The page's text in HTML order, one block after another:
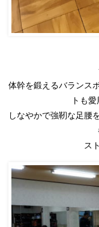
体幹を鍛えるバランス
トも
しなやかで強靭な足腰
ス